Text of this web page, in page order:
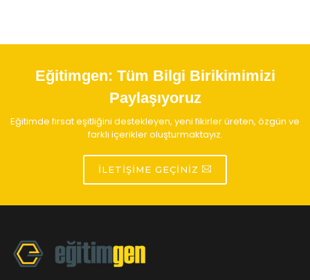
Eğitimgen: Tüm Bilgi Birikimimizi
Paylaşıyoruz
Eğitimde fırsat eşitliğini destekleyen, yeni fikirler üreten, özgün ve
farklı içerikler oluşturmaktayız.
İLETIŞIME GEÇINIZ